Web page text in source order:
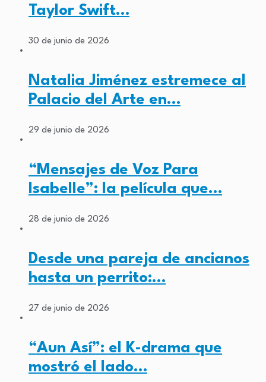
Taylor Swift…
30 de junio de 2026
Natalia Jiménez estremece al
Palacio del Arte en…
29 de junio de 2026
“Mensajes de Voz Para
Isabelle”: la película que…
28 de junio de 2026
Desde una pareja de ancianos
hasta un perrito:…
27 de junio de 2026
“Aun Así”: el K-drama que
mostró el lado…